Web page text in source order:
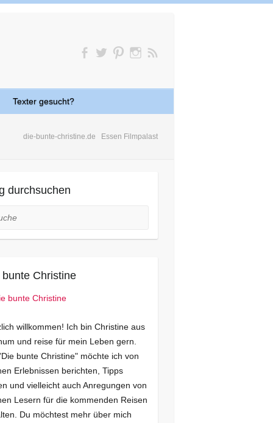
Texter gesucht?
die-bunte-christine.de Essen Filmpalast
durchsuchen
bunte Christine
willkommen! Ich bin Christine aus
und reise für mein Leben gern.
bunte Christine" möchte ich von
Erlebnissen berichten, Tipps
und vielleicht auch Anregungen von
Lesern für die kommenden Reisen
Du möchtest mehr über mich